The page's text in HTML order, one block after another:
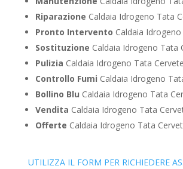
Riparazione Caldaia Idrogeno Tata
Pronto Intervento Caldaia
Sostituzione Caldaia Idrogeno Tata
Pulizia Caldaia Idrogeno Tata
Controllo Fumi Caldaia Idrogeno
Bollino Blu Caldaia Idrogeno Tata
Vendita Caldaia Idrogeno Tata
Offerte Caldaia Idrogeno Tata
UTILIZZA IL FORM PER RICHIEDERE